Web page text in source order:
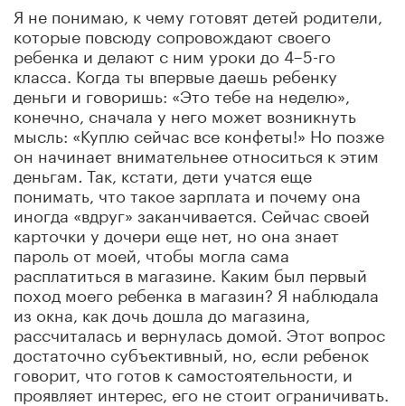
Я не понимаю, к чему готовят детей родители,
которые повсюду сопровождают своего
ребенка и делают с ним уроки до 4–5-го
класса. Когда ты впервые даешь ребенку
деньги и говоришь: «Это тебе на неделю»,
конечно, сначала у него может возникнуть
мысль: «Куплю сейчас все конфеты!» Но позже
он начинает внимательнее относиться к этим
деньгам. Так, кстати, дети учатся еще
понимать, что такое зарплата и почему она
иногда «вдруг» заканчивается. Сейчас своей
карточки у дочери еще нет, но она знает
пароль от моей, чтобы могла сама
расплатиться в магазине. Каким был первый
поход моего ребенка в магазин? Я наблюдала
из окна, как дочь дошла до магазина,
рассчиталась и вернулась домой. Этот вопрос
достаточно субъективный, но, если ребенок
говорит, что готов к самостоятельности, и
проявляет интерес, его не стоит ограничивать.